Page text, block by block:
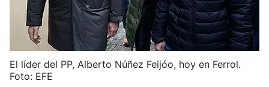
El líder del PP, Alberto Núñez Feijóo, hoy en Ferrol.
Foto: EFE